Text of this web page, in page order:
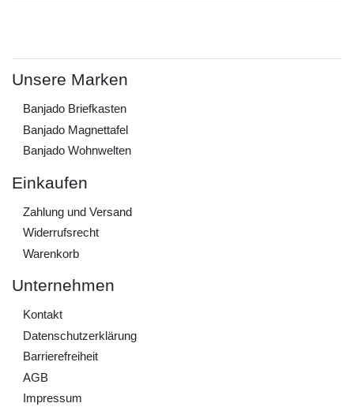
Unsere Marken
Banjado Briefkasten
Banjado Magnettafel
Banjado Wohnwelten
Einkaufen
Zahlung und Versand
Widerrufs­recht
Warenkorb
Unternehmen
Kontakt
Daten­schutz­erklärung
Barrierefreiheit
AGB
Impressum